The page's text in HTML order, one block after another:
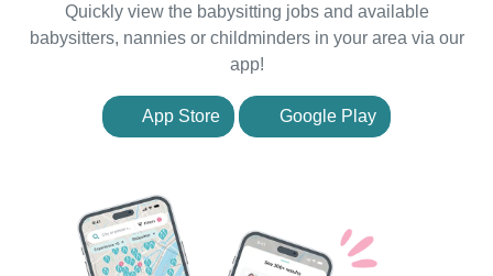
Quickly view the babysitting jobs and available
babysitters, nannies or childminders in your area via our
app!
App Store Google Play